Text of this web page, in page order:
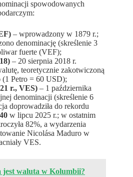
spowodowanych
– wprowadzony w 1879 r.;
denominację (skreślenie 3
fuerte (VEF);
– 20 sierpnia 2018 r.
teoretycznie zakotwiczoną
Petro = 60 USD);
r., VES) – 1 października
denominacji (skreślenie 6
doprowadziła do rekordu
w lipcu 2025 r.; w ostatnim
82%, a wydarzenia
Nicolása Maduro w
VES.
jest waluta w Kolumbii?